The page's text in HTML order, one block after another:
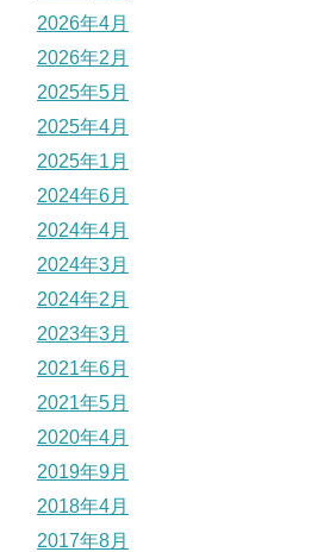
2026年4月
2026年2月
2025年5月
2025年4月
2025年1月
2024年6月
2024年4月
2024年3月
2024年2月
2023年3月
2021年6月
2021年5月
2020年4月
2019年9月
2018年4月
2017年8月